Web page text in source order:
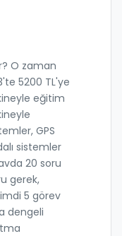
O zaman
5200 TL'ye
eğitim
GPS
sistemler
20 soru
gerek,
5 görev
dengeli